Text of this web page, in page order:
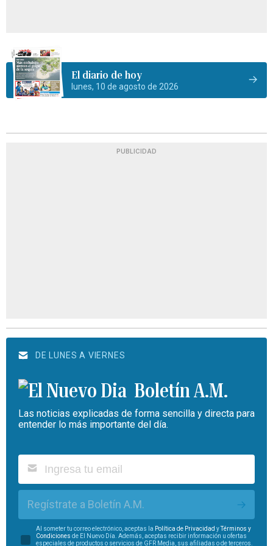
El diario de hoy
lunes, 10 de agosto de 2026
PUBLICIDAD
DE LUNES A VIERNES
Boletín A.M.
Las noticias explicadas de forma sencilla y directa para
entender lo más importante del día.
Regístrate a Boletín A.M.
Al someter tu correo electrónico, aceptas la Política de Privacidad y
Términos y
Condiciones de El Nuevo Día. Además, aceptas recibir información u ofertas
especiales de productos o servicios de GFR Media, sus afiliadas o de terceros.